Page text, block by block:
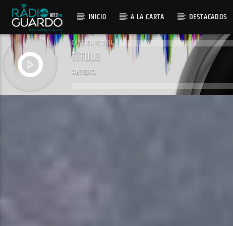
INICIO A LA CARTA DESTACADOS
CANCIÓN ACTUAL
TÍTULO
ARTISTA